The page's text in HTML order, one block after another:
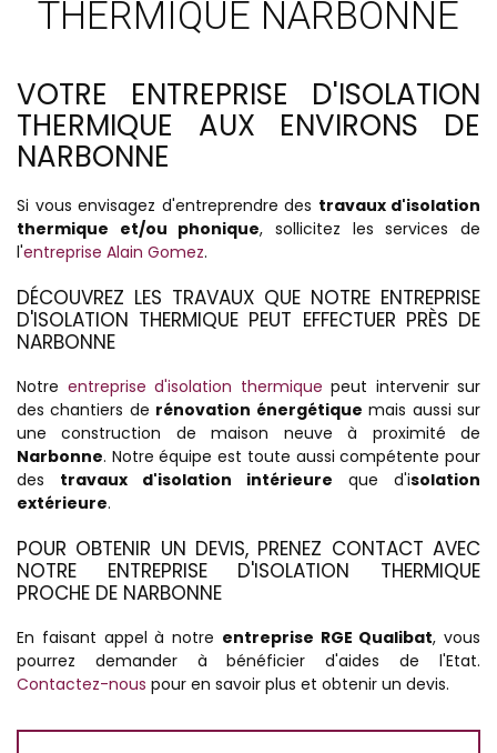
THERMIQUE NARBONNE
VOTRE ENTREPRISE D'ISOLATION
THERMIQUE AUX ENVIRONS DE
NARBONNE
Si vous envisagez d'entreprendre des travaux d'isolation
thermique et/ou phonique, sollicitez les services de
l'entreprise Alain Gomez.
DÉCOUVREZ LES TRAVAUX QUE NOTRE ENTREPRISE
D'ISOLATION THERMIQUE PEUT EFFECTUER PRÈS DE
NARBONNE
Notre entreprise d'isolation thermique peut intervenir sur
des chantiers de rénovation énergétique mais aussi sur
une construction de maison neuve à proximité de
Narbonne. Notre équipe est toute aussi compétente pour
des travaux d'isolation intérieure que d'isolation
extérieure.
POUR OBTENIR UN DEVIS, PRENEZ CONTACT AVEC
NOTRE ENTREPRISE D'ISOLATION THERMIQUE
PROCHE DE NARBONNE
En faisant appel à notre entreprise RGE Qualibat, vous
pourrez demander à bénéficier d'aides de l'Etat.
Contactez-nous pour en savoir plus et obtenir un devis.